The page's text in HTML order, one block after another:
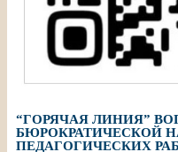
“ГОРЯЧАЯ ЛИНИЯ”
БЮРОКРАТИЧЕСКОЙ
ПЕДАГОГИЧЕСКИХ